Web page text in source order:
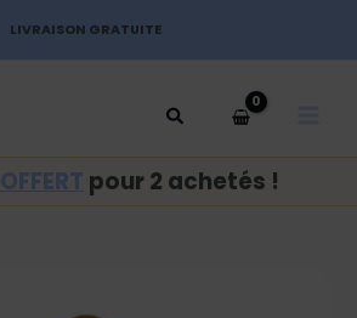
LIVRAISON GRATUITE
OFFERT pour 2 achetés !